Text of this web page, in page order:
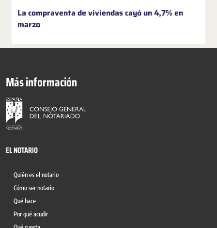
La compraventa de viviendas cayó un 4,7% en
marzo
Más información
EL NOTARIO
Quién es el notario
Cómo ser notario
Qué hace
Por qué acudir